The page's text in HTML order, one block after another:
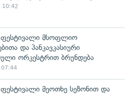
10:42
ფესტივალი მსოფლიო
და პანკავკასიური
ორკესტრით ბრუნდება
07:44
მეოთხე სეზონით და